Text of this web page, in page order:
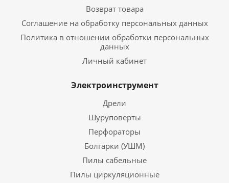
Возврат товара
Соглашение на обработку персональных данных
Политика в отношении обработки персональных
данных
Личный кабинет
Электроинструмент
Дрели
Шуруповерты
Перфораторы
Болгарки (УШМ)
Пилы сабельные
Пилы циркуляционные